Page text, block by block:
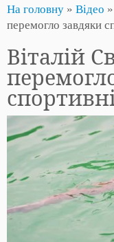
На головну » Відео »
перемогло завдяки
Віталій